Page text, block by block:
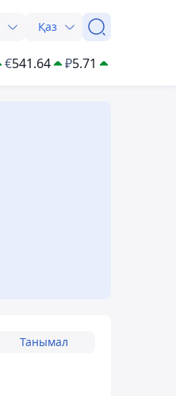
Қаз
€541.64 ₽5.71
Танымал